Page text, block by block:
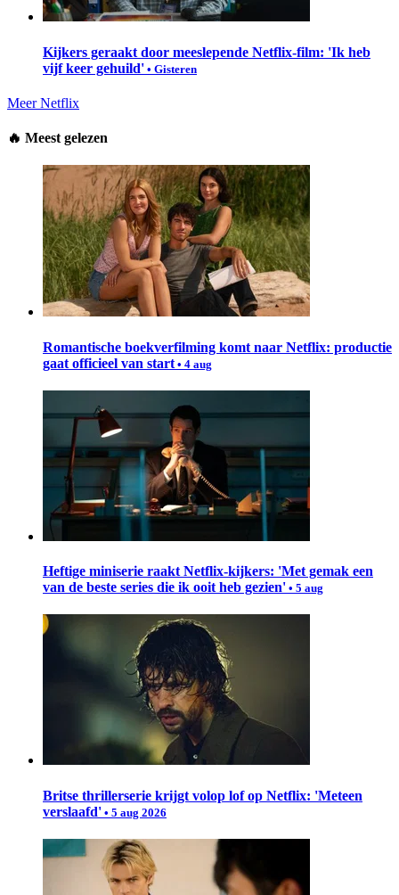
Kijkers geraakt door meeslepende Netflix-film: 'Ik heb
vijf keer gehuild' • Gisteren
Meer Netflix
🔥 Meest gelezen
Romantische boekverfilming komt naar Netflix: productie
gaat officieel van start • 4 aug
Heftige miniserie raakt Netflix-kijkers: 'Met gemak een
van de beste series die ik ooit heb gezien' • 5 aug
Britse thrillerserie krijgt volop lof op Netflix: 'Meteen
verslaafd' • 5 aug 2026